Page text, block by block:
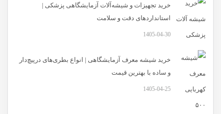
خرید تجهیزات و شیشه‌آلات آزمایشگاهی پزشکی |
استانداردهای دقت و سلامت
1405-04-30
خرید شیشه معرف آزمایشگاهی | انواع بطری‌های در‌پیچ‌دار
و ساده با بهترین قیمت
1405-04-25